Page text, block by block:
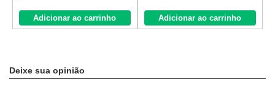
Adicionar ao carrinho Adicionar ao carrinho
Deixe sua opinião